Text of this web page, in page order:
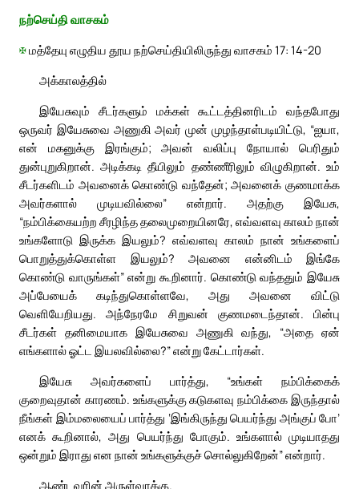
நற்செய்தி வாசகம்
✠மத்தேயு எழுதிய தூய நற்செய்தியிலிருந்து வாசகம் 17: 14-20
அக்காலத்தில்
இயேசுவும் சீடர்களும் மக்கள் கூட்டத்தினரிடம் வந்தபோது
ஒருவர் இயேசுவை அணுகி அவர் முன் முழந்தாள்படியிட்டு, “ஐயா,
என் மகனுக்கு இரங்கும்; அவன் வலிப்பு நோயால் பெரிதும்
துன்புறுகிறான். அடிக்கடி தீயிலும் தண்ணீரிலும் விழுகிறான். உம்
சீடர்களிடம் அவனைக் கொண்டு வந்தேன்; அவனைக் குணமாக்க
அவர்களால் முடியவில்லை” என்றார். அதற்கு இயேசு,
“நம்பிக்கையற்ற சீரழிந்த தலைமுறையினரே, எவ்வளவு காலம் நான்
உங்களோடு இருக்க இயலும்? எவ்வளவு காலம் நான் உங்களைப்
பொறுத்துக்கொள்ள இயலும்? அவனை என்னிடம் இங்கே
கொண்டு வாருங்கள்” என்று கூறினார். கொண்டு வந்ததும் இயேசு
அப்பேயைக் கடிந்துகொள்ளவே, அது அவனை விட்டு
வெளியேறியது. அந்நேரமே சிறுவன் குணமடைந்தான். பின்பு
சீடர்கள் தனிமையாக இயேசுவை அணுகி வந்து, “அதை ஏன்
எங்களால் ஓட்ட இயலவில்லை?” என்று கேட்டார்கள்.
இயேசு அவர்களைப் பார்த்து, “உங்கள் நம்பிக்கைக்
குறைவுதான் காரணம். உங்களுக்கு கடுகளவு நம்பிக்கை இருந்தால்
நீங்கள் இம்மலையைப் பார்த்து ‘இங்கிருந்து பெயர்ந்து அங்குப் போ’
எனக் கூறினால், அது பெயர்ந்து போகும். உங்களால் முடியாதது
ஒன்றும் இராது என நான் உங்களுக்குச் சொல்லுகிறேன்” என்றார்.
ஆண்டவரின் அருள்வாக்கு.